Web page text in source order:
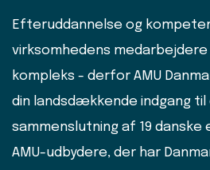
Efteruddannelse og
virksomhedens
kompleks - derfor AMU
din landsdækkende indgang
sammenslutning af 19 danske
AMU-udbydere, der har